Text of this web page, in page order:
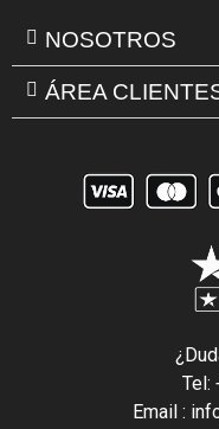
NOSOTROS
ÁREA
Tel:
Email :